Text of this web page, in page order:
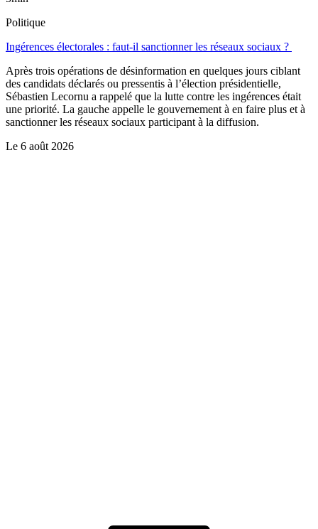
Politique
Ingérences électorales : faut-il sanctionner les réseaux sociaux ?
Après trois opérations de désinformation en quelques jours ciblant
des candidats déclarés ou pressentis à l’élection présidentielle,
Sébastien Lecornu a rappelé que la lutte contre les ingérences était
une priorité. La gauche appelle le gouvernement à en faire plus et à
sanctionner les réseaux sociaux participant à la diffusion.
Le 6 août 2026